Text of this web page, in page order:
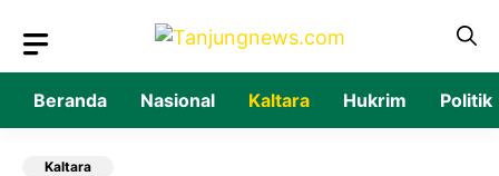
isi
Beranda Nasional Kaltara Hukrim Politik
Kaltara